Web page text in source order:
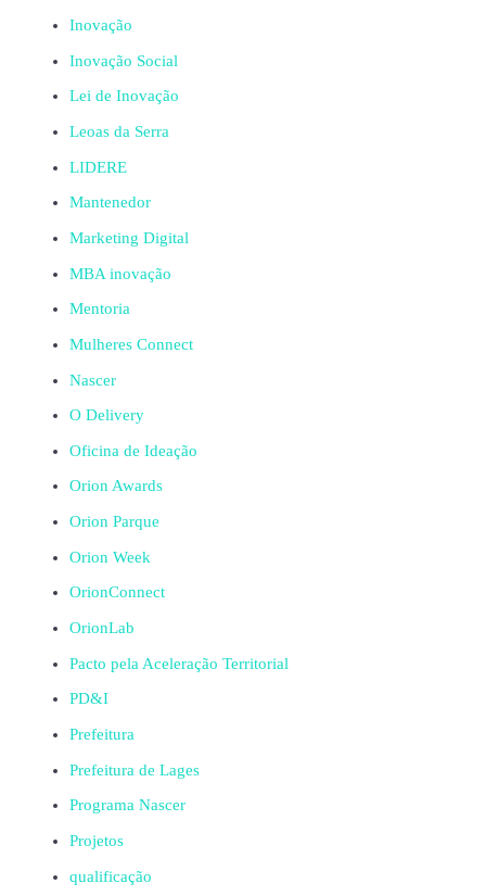
Inovação
Inovação Social
Lei de Inovação
Leoas da Serra
LIDERE
Mantenedor
Marketing Digital
MBA inovação
Mentoria
Mulheres Connect
Nascer
O Delivery
Oficina de Ideação
Orion Awards
Orion Parque
Orion Week
OrionConnect
OrionLab
Pacto pela Aceleração Territorial
PD&I
Prefeitura
Prefeitura de Lages
Programa Nascer
Projetos
qualificação